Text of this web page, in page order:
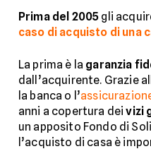
Prima del 2005 gli
caso di acquisto di una
La prima è la garanzia
dall’acquirente. Grazie
la banca o l’
anni a copertura deivizi
un apposito Fondo di
l’acquisto di casa è